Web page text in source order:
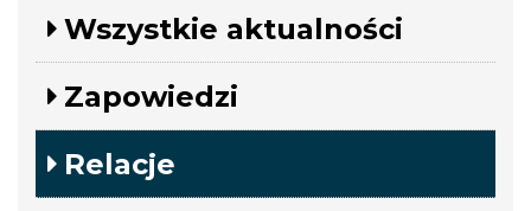
Wszystkie aktualności
Zapowiedzi
Relacje